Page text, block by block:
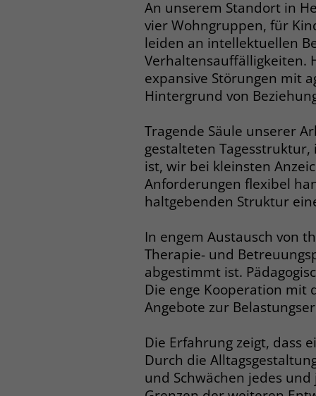
An unserem Standort in
vier Wohngruppen, für
leiden an intellektuellen
Verhaltensauffälligkeiten.
expansive Störungen mit
Hintergrund von
Tragende Säule unserer
gestalteten Tagesstruktur,
ist, wir bei kleinsten
Anforderungen flexibel
haltgebenden Struktur
In engem Austausch von
Therapie- und
abgestimmt ist.
Die enge Kooperation mit
Angebote zur
Die Erfahrung zeigt, dass
Durch die
und Schwächen jedes